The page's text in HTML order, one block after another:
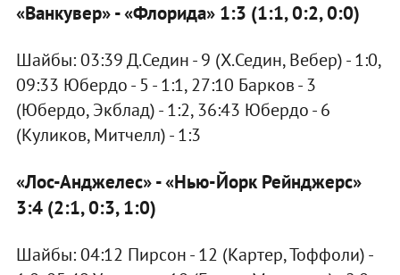
«Ванкувер» - «Флорида» 1:3 (1:1, 0:2, 0:0)
Шайбы: 03:39 Д.Седин - 9 (Х.Седин, Вебер) - 1:0,
09:33 Юбердо - 5 - 1:1, 27:10 Барков - 3
(Юбердо, Экблад) - 1:2, 36:43 Юбердо - 6
(Куликов, Митчелл) - 1:3
«Лос-Анджелес» - «Нью-Йорк Рейнджерс»
3:4 (2:1, 0:3, 1:0)
Шайбы: 04:12 Пирсон - 12 (Картер, Тоффоли) -